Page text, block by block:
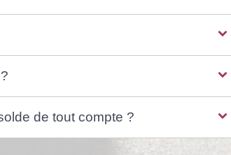
de tout compte ?